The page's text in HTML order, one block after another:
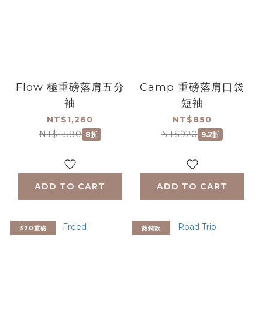
Flow 極重磅落肩五分
袖
NT$1,260
NT$1,580 8折
ADD TO CART
Camp 重磅落肩口袋
短袖
NT$850
NT$920 9.2折
ADD TO CART
320重磅 熱銷款